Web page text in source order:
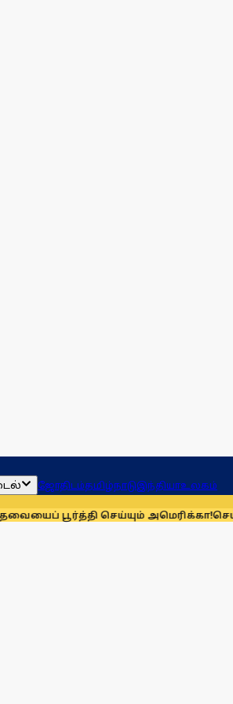
ஜோதிடம்தமிழ்நாடுஇந்தியாஉலகம்
செய்யும் அமெரிக்கா!செயின்ட்